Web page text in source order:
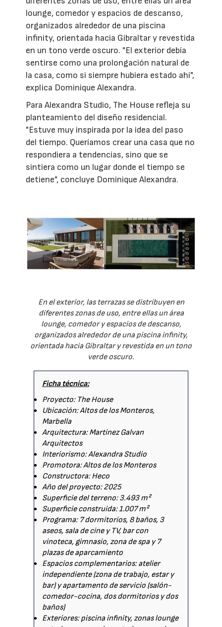
lounge, comedor y espacios de descanso,
organizados alrededor de una piscina
infinity, orientada hacia Gibraltar y revestida
en un tono verde oscuro. "El exterior debía
sentirse como una prolongación natural de
la casa, como si siempre hubiera estado ahí",
explica Dominique Alexandra.
Para Alexandra Studio, The House refleja su
planteamiento del diseño residencial.
"Estuve muy inspirada por la idea del paso
del tiempo. Queríamos crear una casa que no
respondiera a tendencias, sino que se
sintiera como un lugar donde el tiempo se
detiene", concluye Dominique Alexandra.
En el exterior, las terrazas se distribuyen en
diferentes zonas de uso, entre ellas un área
lounge, comedor y espacios de descanso,
organizados alrededor de una piscina infinity,
orientada hacia Gibraltar y revestida en un tono
verde oscuro.
Ficha técnica:
Proyecto: The House
Ubicación: Altos de los Monteros,
Marbella
Arquitectura: Martinez Galvan
Arquitectos
Interiorismo: Alexandra Studio
Promotora: Altos de los Monteros
Constructora: Heco
Año del proyecto: 2025
Superficie del terreno: 3.493 m²
Superficie construida: 1.007 m²
Programa: 7 dormitorios, 8 baños, 3
aseos, sala de cine y TV, bar con
vinoteca, gimnasio, zona de spa y 7
plazas de aparcamiento
Espacios complementarios: atelier
independiente (zona de trabajo, estar y
bar) y apartamento de servicio (salón-
comedor-cocina, dos dormitorios y dos
baños)
Exteriores: piscina infinity, zonas lounge